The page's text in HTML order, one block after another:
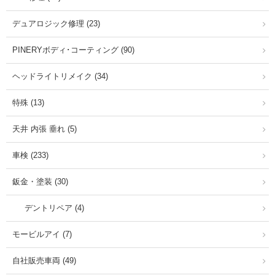
デュアロジック修理 (23)
PINERYボディ･コーティング (90)
ヘッドライトリメイク (34)
特殊 (13)
天井 内張 垂れ (5)
車検 (233)
鈑金・塗装 (30)
デントリペア (4)
モービルアイ (7)
自社販売車両 (49)